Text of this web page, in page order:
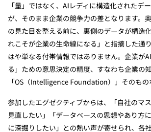
「量」ではなく、AIレディに構造化されたデ
が、そのまま企業の競争力の差となります。
の見た目を整える前に、裏側のデータが構造
れこそが企業の生命線になる」と指摘した通
はや単なる付帯情報ではありません。企業が
る」ための意思決定の精度、すなわち企業の
「OS（Intelligence Foundation）」そのもの
参加したエグゼクティブからは、「自社のマ
見直したい」「データベースの思想やあり方
に深掘りしたい」との熱い声が寄せられ、各